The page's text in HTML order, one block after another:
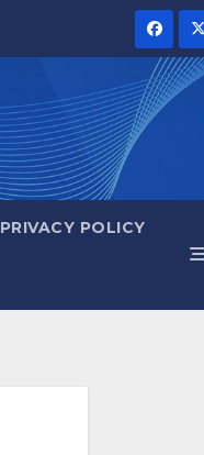
PRIVACY POLICY